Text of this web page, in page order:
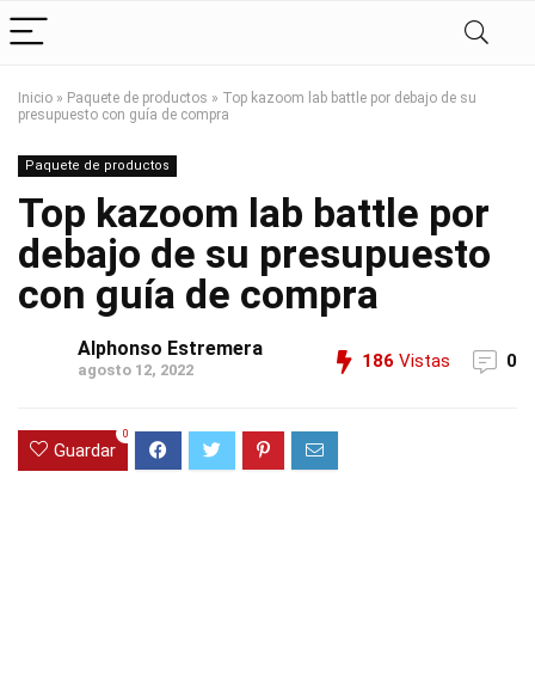
Inicio » Paquete de productos » Top kazoom lab battle por debajo de su
presupuesto con guía de compra
Paquete de productos
Top kazoom lab battle por
debajo de su presupuesto
con guía de compra
Alphonso Estremera
agosto 12, 2022 186 Vistas 0
Guardar
0